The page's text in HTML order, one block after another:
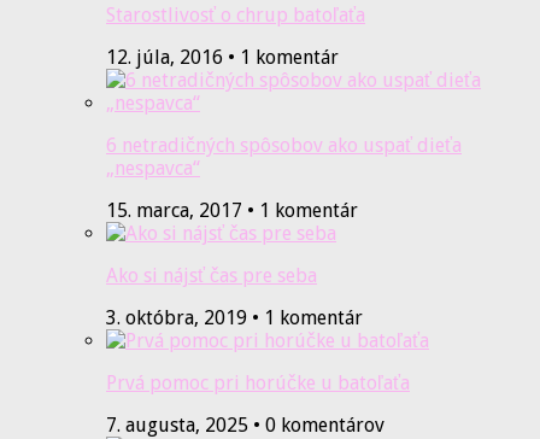
Starostlivosť o chrup batoľaťa
12. júla, 2016 • 1 komentár
6 netradičných spôsobov ako uspať dieťa
„nespavca“
15. marca, 2017 • 1 komentár
Ako si nájsť čas pre seba
3. októbra, 2019 • 1 komentár
Prvá pomoc pri horúčke u batoľaťa
7. augusta, 2025 • 0 komentárov